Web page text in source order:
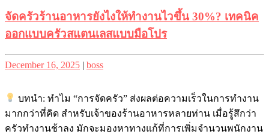
จัดครัวร้านอาหารยังไงให้ทำงานไวขึ้น 30%? เทคนิค
ออกแบบครัวสแตนเลสแบบมือโปร
Posted
December 16, 2025 | Posted
boss
บทนำ: ทำไม “การจัดครัว” ส่งผลต่อความเร็วในการทำงาน
มากกว่าที่คิด สำหรับเจ้าของร้านอาหารหลายท่าน เมื่อรู้สึกว่า
ครัวทำงานช้าลง มักจะมองหาทางแก้ที่การเพิ่มจำนวนพนักงาน